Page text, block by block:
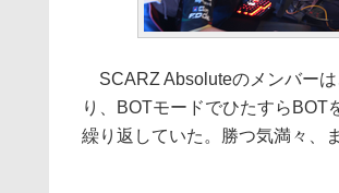
SCARZ Absoluteのメンバーは
り、BOTモードでひたすらBOT
繰り返していた。勝つ気満々、